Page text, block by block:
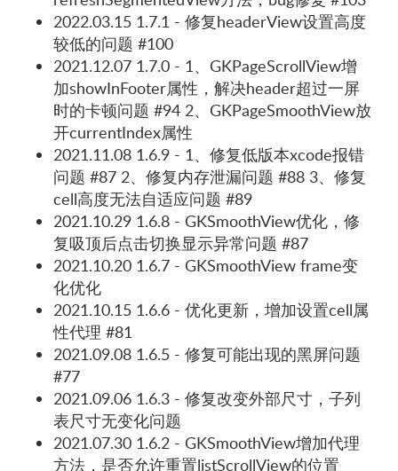
2022.03.15 1.7.1 - 修复headerView设置高度
较低的问题 #100
2021.12.07 1.7.0 - 1、GKPageScrollView增
加showInFooter属性，解决header超过一屏
时的卡顿问题 #94 2、GKPageSmoothView放
开currentIndex属性
2021.11.08 1.6.9 - 1、修复低版本xcode报错
问题 #87 2、修复内存泄漏问题 #88 3、修复
cell高度无法自适应问题 #89
2021.10.29 1.6.8 - GKSmoothView优化，修
复吸顶后点击切换显示异常问题 #87
2021.10.20 1.6.7 - GKSmoothView frame变
化优化
2021.10.15 1.6.6 - 优化更新，增加设置cell属
性代理 #81
2021.09.08 1.6.5 - 修复可能出现的黑屏问题
#77
2021.09.06 1.6.3 - 修复改变外部尺寸，子列
表尺寸无变化问题
2021.07.30 1.6.2 - GKSmoothView增加代理
方法，是否允许重置listScrollView的位置